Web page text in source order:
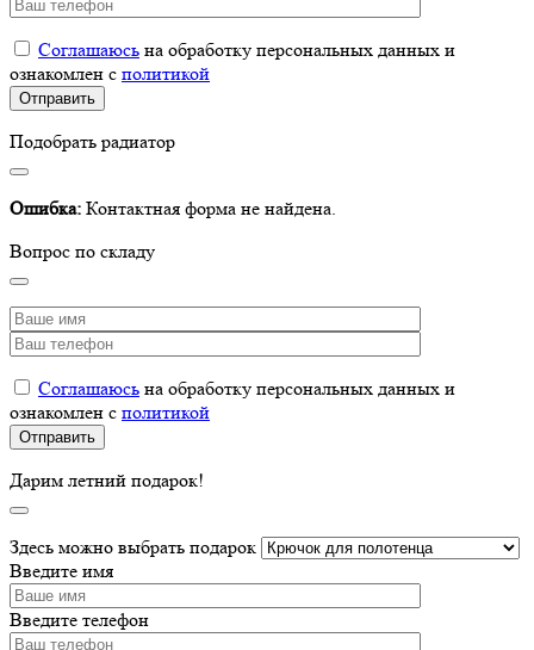
Соглашаюсь на обработку персональных данных и
ознакомлен с политикой
Подобрать радиатор
Ошибка: Контактная форма не найдена.
Вопрос по складу
Соглашаюсь на обработку персональных данных и
ознакомлен с политикой
Дарим летний подарок!
Здесь можно выбрать подарок
Введите имя
Введите телефон